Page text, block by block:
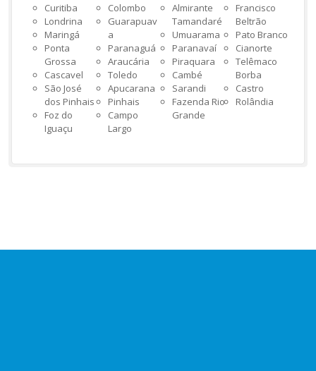
Curitiba
Londrina
Maringá
Ponta
Grossa
Cascavel
São José
dos Pinhais
Foz do
Iguaçu
Colombo
Guarapuav
a
Paranaguá
Araucária
Toledo
Apucarana
Pinhais
Campo
Largo
Almirante
Tamandaré
Umuarama
Paranavaí
Piraquara
Cambé
Sarandi
Fazenda Rio
Grande
Francisco
Beltrão
Pato Branco
Cianorte
Telêmaco
Borba
Castro
Rolândia